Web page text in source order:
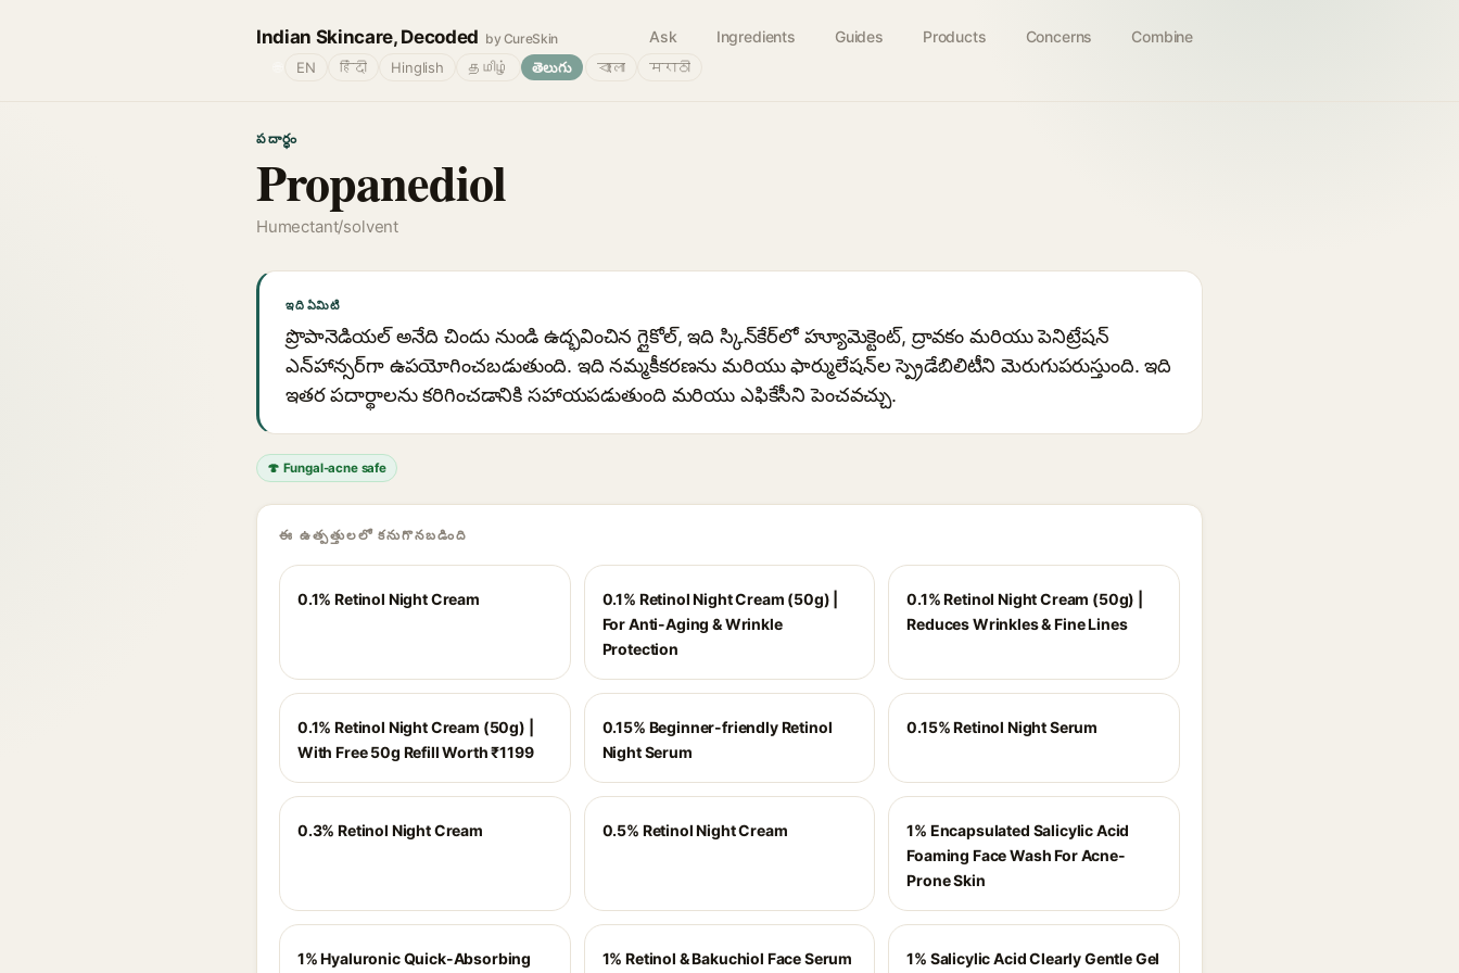
Indian Skincare, Decoded by CureSkin Ask Ingredients Guides Products Concerns Combine
EN हिंदी Hinglish தமிழ் తెలుగు বাংলা मराठी
పదార్థం
Propanediol
Humectant/solvent
ఇది ఏమిటి
ప్రొపానెడియల్ అనేది చిందు నుండి ఉద్భవించిన గ్లైకోల్, ఇది స్కిన్‌కేర్‌లో హ్యూమెక్టెంట్‌, ద్రావకం మరియు పెనిట్రేషన్
ఎన్‌హాన్సర్‌గా ఉపయోగించబడుతుంది. ఇది నమ్మకీకరణను మరియు ఫార్ములేషన్‌ల స్ప్రెడేబిలిటీని మెరుగుపరుస్తుంది. ఇది
ఇతర పదార్థాలను కరిగించడానికి సహాయపడుతుంది మరియు ఎఫికేసీని పెంచవచ్చు.
🍄 Fungal-acne safe
ఈ ఉత్పత్తులలో కనుగొనబడింది
0.1% Retinol Night Cream
0.1% Retinol Night Cream (50g) |
For Anti-Aging & Wrinkle
Protection
0.1% Retinol Night Cream (50g) |
Reduces Wrinkles & Fine Lines
0.1% Retinol Night Cream (50g) |
With Free 50g Refill Worth ₹1199
0.15% Beginner-friendly Retinol
Night Serum
0.15% Retinol Night Serum
0.3% Retinol Night Cream 0.5% Retinol Night Cream
1% Encapsulated Salicylic Acid
Foaming Face Wash For Acne-
Prone Skin
1% Hyaluronic Quick-Absorbing 1% Retinol & Bakuchiol Face Serum 1% Salicylic Acid Clearly Gentle Gel